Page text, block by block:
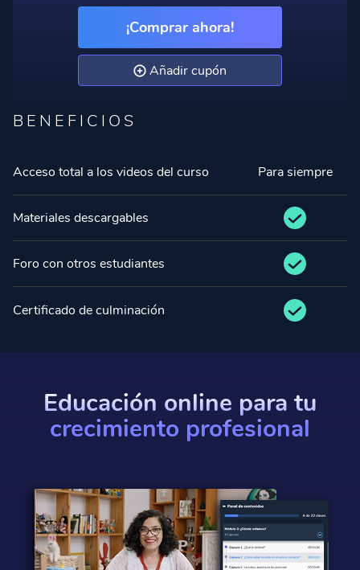
¡Comprar ahora!
Añadir cupón
BENEFICIOS
Acceso total a los videos del curso
Materiales descargables
Foro con otros estudiantes
Certificado de culminación
Para siempre
Educación online para tu
crecimiento profesional